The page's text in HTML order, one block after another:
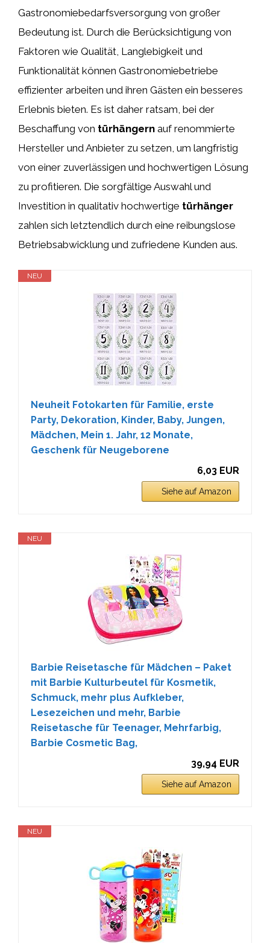
Gastronomiebedarfsversorgung von großer
Bedeutung ist. Durch die Berücksichtigung von
Faktoren wie Qualität, Langlebigkeit und
Funktionalität können Gastronomiebetriebe
effizienter arbeiten und ihren Gästen ein besseres
Erlebnis bieten. Es ist daher ratsam, bei der
Beschaffung von türhängern auf renommierte
Hersteller und Anbieter zu setzen, um langfristig
von einer zuverlässigen und hochwertigen Lösung
zu profitieren. Die sorgfältige Auswahl und
Investition in qualitativ hochwertige türhänger
zahlen sich letztendlich durch eine reibungslose
Betriebsabwicklung und zufriedene Kunden aus.
NEU
Neuheit Fotokarten für Familie, erste
Party, Dekoration, Kinder, Baby, Jungen,
Mädchen, Mein 1. Jahr, 12 Monate,
Geschenk für Neugeborene
6,03 EUR
Siehe auf Amazon
NEU
Barbie Reisetasche für Mädchen – Paket
mit Barbie Kulturbeutel für Kosmetik,
Schmuck, mehr plus Aufkleber,
Lesezeichen und mehr, Barbie
Reisetasche für Teenager, Mehrfarbig,
Barbie Cosmetic Bag,
39,94 EUR
Siehe auf Amazon
NEU